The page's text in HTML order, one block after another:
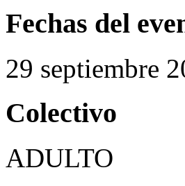
Fechas del
29 septiembre
Colectivo
ADULTO